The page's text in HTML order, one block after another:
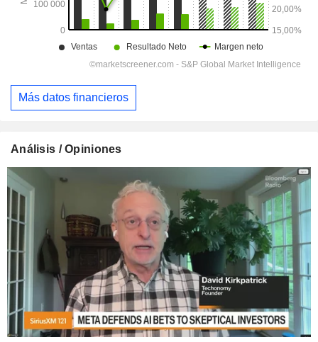
Más datos financieros
Análisis / Opiniones